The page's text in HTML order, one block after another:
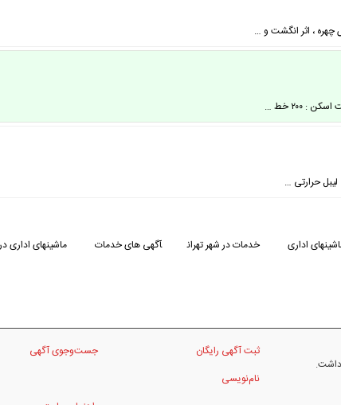
اداری خدمات در شهر تهران آگهی های خدمات ماشینهای اداری
داشت.
ثبت آگهی رایگان
نام‌نویسی
جست‌وجوی آگهی